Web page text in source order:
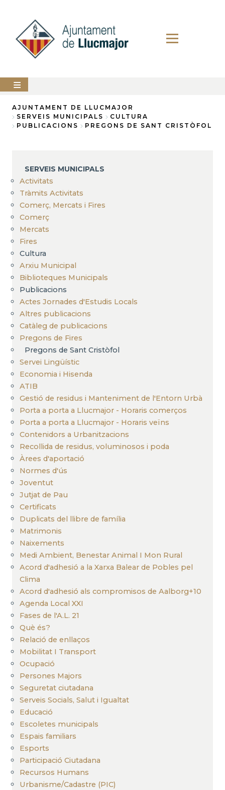
contingut
AJUNTAMENT
LLUCMAJOR
PERFIL
DEL
CONTRACTANT
Fil
AJUNTAMENT DE LLUCMAJOR
SERVEIS MUNICIPALS
CULTURA
PUBLICACIONS
PREGONS DE SANT CRISTÒFOL
SERVEIS MUNICIPALS
Activitats
Tràmits Activitats
Comerç, Mercats i Fires
Comerç
Mercats
Fires
Cultura
Arxiu Municipal
Biblioteques Municipals
Publicacions
Actes Jornades d'Estudis Locals
Altres publicacions
Catàleg de publicacions
Pregons de Fires
Pregons de Sant Cristòfol
Servei Lingüístic
Economia i Hisenda
ATIB
Gestió de residus i Manteniment de l'Entorn Urbà
Porta a porta a Llucmajor - Horaris comerços
Porta a porta a Llucmajor - Horaris veïns
Contenidors a Urbanitzacions
Recollida de residus, voluminosos i poda
Àrees d'aportació
Normes d'ús
Joventut
Jutjat de Pau
Certificats
Duplicats del llibre de família
Matrimonis
Naixements
Medi Ambient, Benestar Animal I Mon Rural
Acord d'adhesió a la Xarxa Balear de Pobles pel
Clima
Acord d'adhesió als compromisos de Aalborg+10
Agenda Local XXI
Fases de l'A.L. 21
Què és?
Relació de enllaços
Mobilitat I Transport
Ocupació
Persones Majors
Seguretat ciutadana
Serveis Socials, Salut i Igualtat
Educació
Escoletes municipals
Espais familiars
Esports
Participació Ciutadana
Recursos Humans
Urbanisme/Cadastre (PIC)